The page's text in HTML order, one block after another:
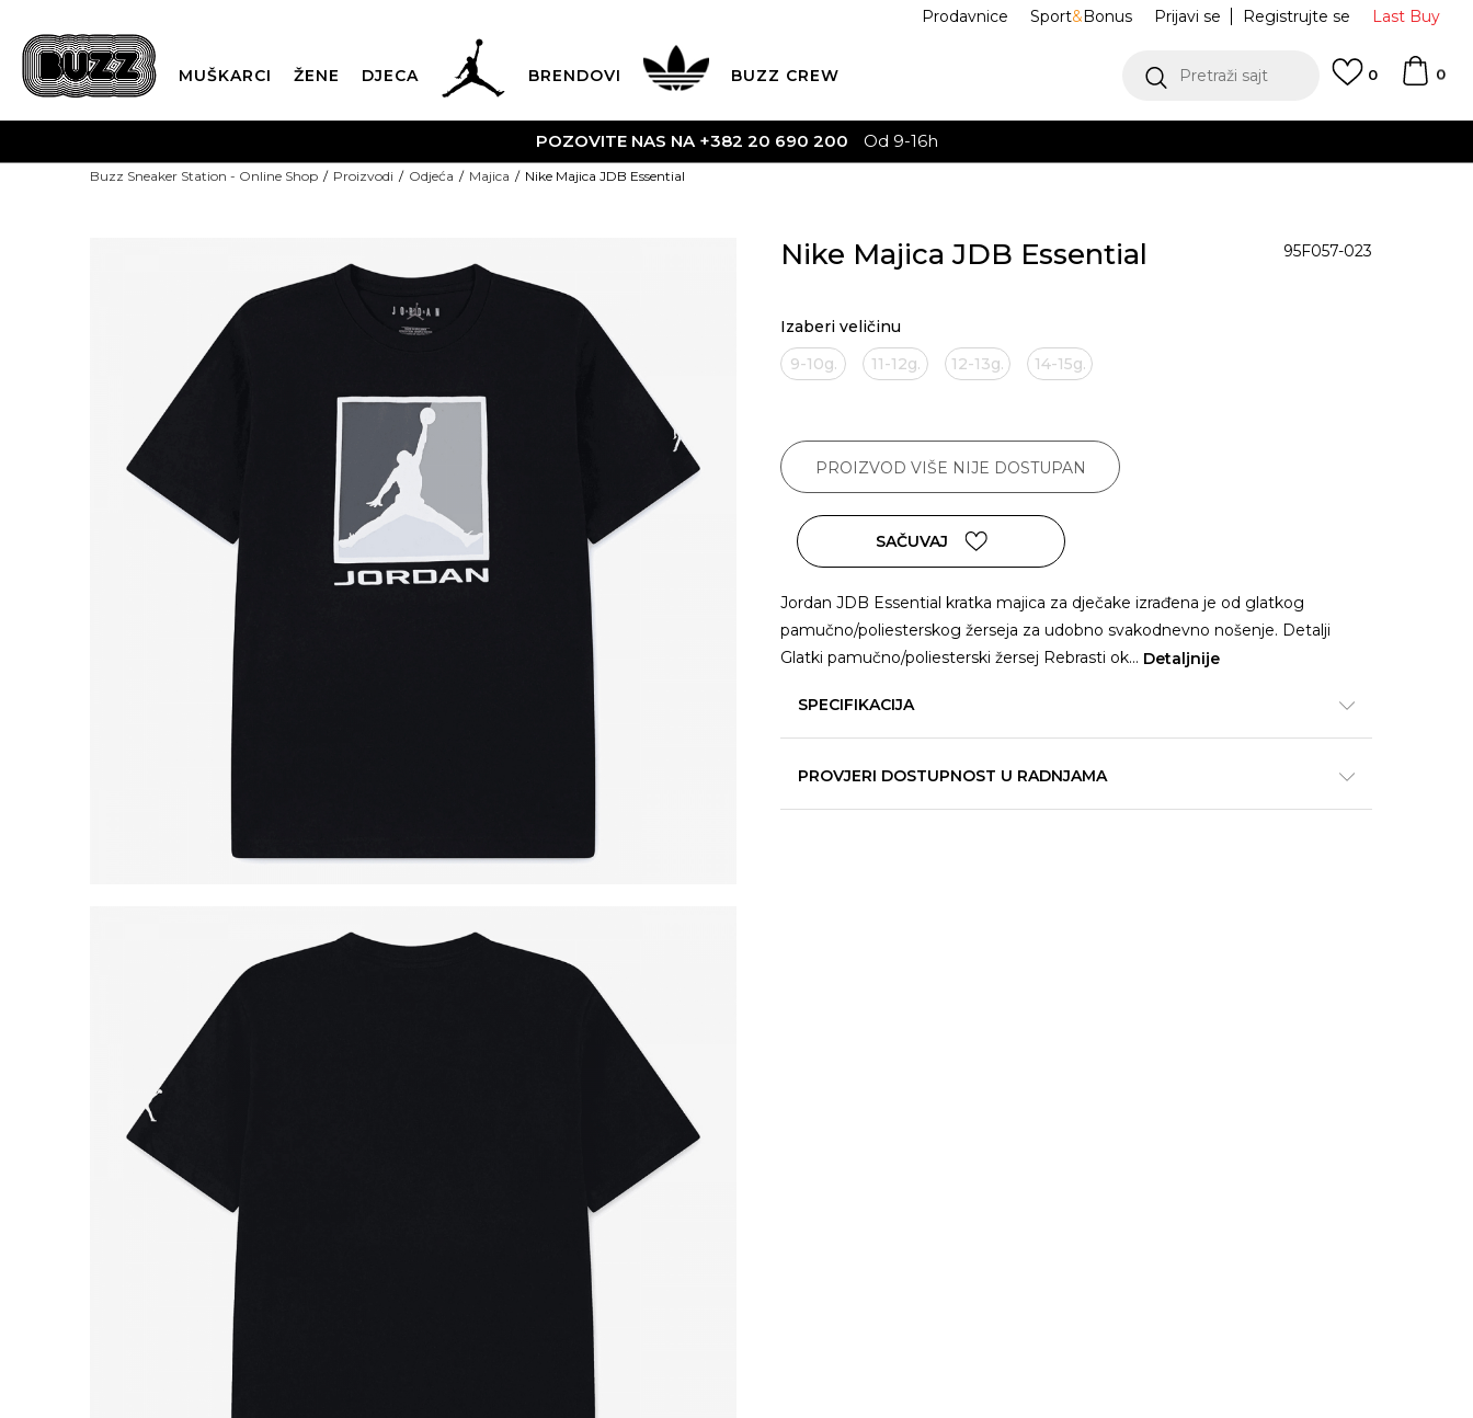
Last Buy
Prijavi se Registrujte se
Prodavnice Sport&Bonus
MUŠKARCI ŽENE DJECA BRENDOVI BUZZ CREW Pretraži sajt 0
0
POZOVITE NAS NA +382 20 690 200 Od 9-16h
Buzz Sneaker Station - Online Shop Proizvodi Odjeća Majica Nike Majica JDB Essential
Nike Majica JDB Essential 95F057-023
Izaberi veličinu
9-10g.
11-12g. 12-13g. 14-15g.
PROIZVOD VIŠE NIJE DOSTUPAN
SAČUVAJ
Jordan JDB Essential kratka majica za dječake izrađena je od glatkog
pamučno/poliesterskog žerseja za udobno svakodnevno nošenje. Detalji
Glatki pamučno/poliesterski žersej Rebrasti ok... Detaljnije
SPECIFIKACIJA
PROVJERI DOSTUPNOST U RADNJAMA